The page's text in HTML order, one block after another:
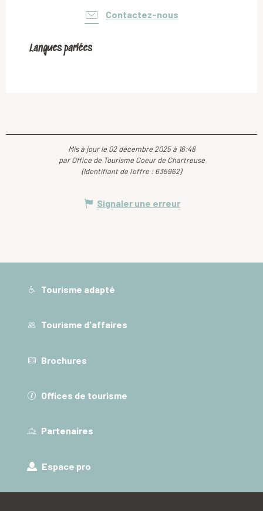
Contactez-nous
Langues parlées
Langues parlées
Mis à jour le 02 décembre 2025 à 16:48
par Office de Tourisme Coeur de Chartreuse
(Identifiant de l'offre : 635962)
Signaler une erreur
Tourisme adapté
Tourisme d'affaires
Brochures
Offices de tourisme
Partenaires
Espace pro